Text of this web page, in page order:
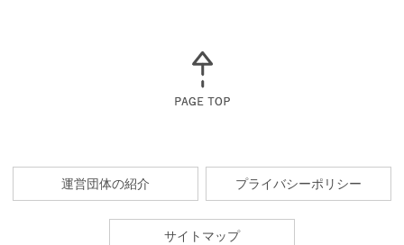
運営団体の紹介 プライバシーポリシー
サイトマップ